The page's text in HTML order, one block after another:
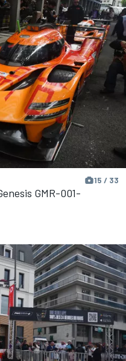
15 / 33
GMR-001-